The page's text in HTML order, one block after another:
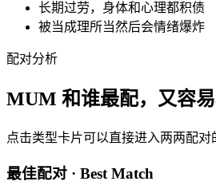
长期过劳，身体和心理都积债
被当成理所当然后会情绪爆炸
配对分析
MUM 和谁最配，又容
点击类型卡片可以直接进入两两配对
最佳配对 · Best Match